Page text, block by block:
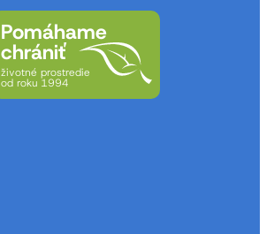
Pomáhame
chrániť
životné prostredie
od roku 1994